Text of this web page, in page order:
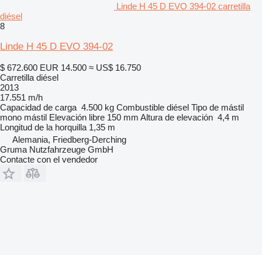
Linde H 45 D EVO 394-02 carretilla
diésel
8
Linde H 45 D EVO 394-02
$ 672.600 EUR 14.500 ≈ US$ 16.750
Carretilla diésel
2013
17.551 m/h
Capacidad de carga 4.500 kg Combustible diésel Tipo de mástil
mono mástil Elevación libre 150 mm Altura de elevación 4,4 m
Longitud de la horquilla 1,35 m
Alemania, Friedberg-Derching
Gruma Nutzfahrzeuge GmbH
Contacte con el vendedor